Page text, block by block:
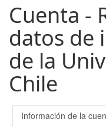
Cuenta -
datos de
de la
Chile
Información de la